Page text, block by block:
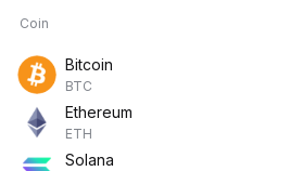
Coin
Bitcoin
BTC
Ethereum
ETH
Solana